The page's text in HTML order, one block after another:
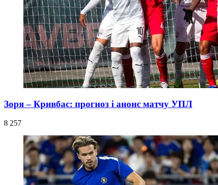
Зоря – Кривбас: прогноз і анонс матчу УПЛ
8 257